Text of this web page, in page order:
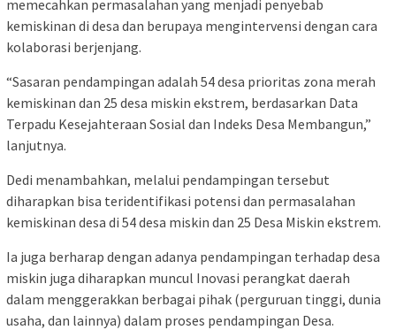
memecahkan permasalahan yang menjadi penyebab
kemiskinan di desa dan berupaya mengintervensi dengan cara
kolaborasi berjenjang.
“Sasaran pendampingan adalah 54 desa prioritas zona merah
kemiskinan dan 25 desa miskin ekstrem, berdasarkan Data
Terpadu Kesejahteraan Sosial dan Indeks Desa Membangun,”
lanjutnya.
Dedi menambahkan, melalui pendampingan tersebut
diharapkan bisa teridentifikasi potensi dan permasalahan
kemiskinan desa di 54 desa miskin dan 25 Desa Miskin ekstrem.
Ia juga berharap dengan adanya pendampingan terhadap desa
miskin juga diharapkan muncul Inovasi perangkat daerah
dalam menggerakkan berbagai pihak (perguruan tinggi, dunia
usaha, dan lainnya) dalam proses pendampingan Desa.